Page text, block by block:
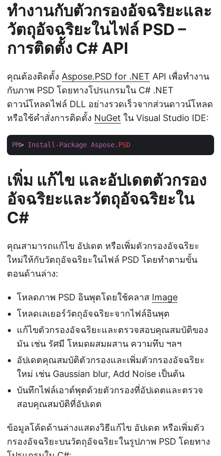
ทำงานกับตัวกรองอัจฉริยะและ
วัตถุอัจฉริยะในไฟล์ PSD –
การติดตั้ง C# API
คุณต้องติดตั้ง Aspose.PSD for .NET API เพื่อทำงาน
กับภาพ PSD โดยทางโปรแกรมใน C# .NET
ดาวน์โหลดไฟล์ DLL อย่างรวดเร็วจากส่วนดาวน์โหลด
หรือใช้คำสั่งการติดตั้ง NuGet ใน Visual Studio IDE:
PM> Install-Package Aspose.PSD
เพิ่ม แก้ไข และอัปเดตตัวกรอง
อัจฉริยะและวัตถุอัจฉริยะใน
C#
คุณสามารถแก้ไข อัปเดต หรือเพิ่มตัวกรองอัจฉริยะ
ใหม่ให้กับวัตถุอัจฉริยะในไฟล์ PSD โดยทำตามขั้น
ตอนด้านล่าง:
โหลดภาพ PSD อินพุตโดยใช้คลาส Image
โหลดเลเยอร์วัตถุอัจฉริยะจากไฟล์อินพุต
แก้ไขตัวกรองอัจฉริยะและตรวจสอบคุณสมบัติของ
มัน เช่น รัศมี โหมดผสมผสาน ความทึบ ฯลฯ
อัปเดตคุณสมบัติตัวกรองและเพิ่มตัวกรองอัจฉริยะ
ใหม่ เช่น Gaussian blur, Add Noise เป็นต้น
บันทึกไฟล์เอาต์พุตด้วยตัวกรองที่อัปเดตและตรวจ
สอบคุณสมบัติที่อัปเดต
ข้อมูลโค้ดด้านล่างแสดงวิธีแก้ไข อัปเดต หรือเพิ่มตัว
กรองอัจฉริยะบนวัตถุอัจฉริยะในรูปภาพ PSD โดยทาง